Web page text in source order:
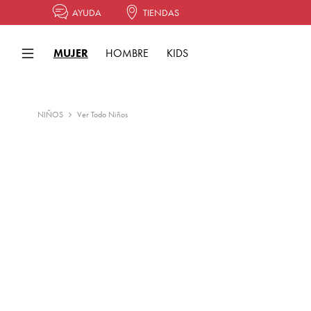
AYUDA TIENDAS
MUJER HOMBRE KIDS
NIÑOS Ver Todo Niños